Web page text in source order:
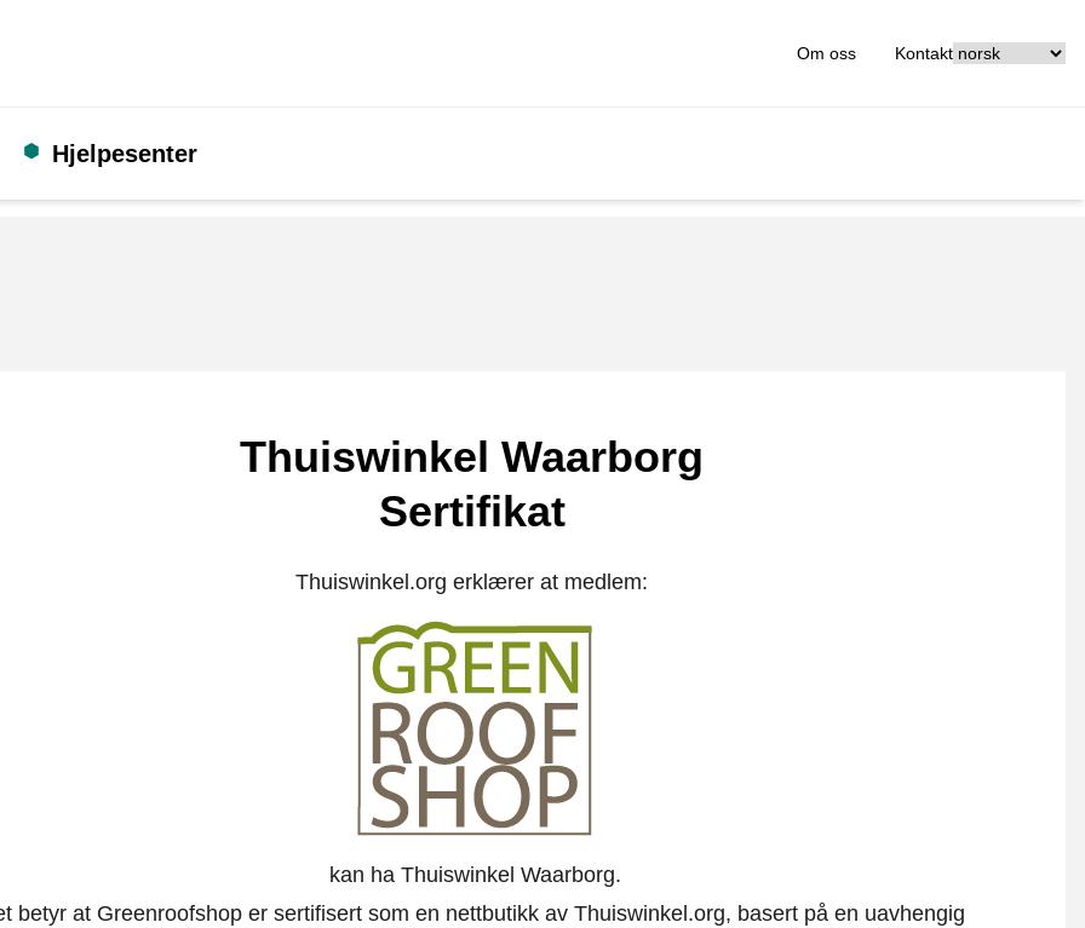
Om oss Kontakt
Hjelpesenter
Thuiswinkel Waarborg
Sertifikat
Thuiswinkel.org erklærer at medlem:
kan ha Thuiswinkel Waarborg.
betyr at Greenroofshop er sertifisert som en nettbutikk av Thuiswinkel.org, basert på en uavhengig